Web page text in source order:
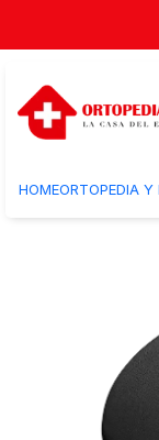
HOMEORTOPEDIA Y